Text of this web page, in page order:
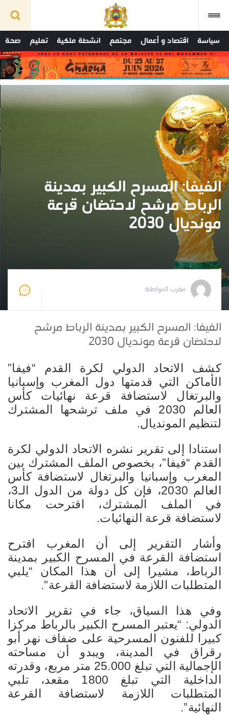
سياسة اقتصاد و أعمال مجتمع انشطة ملكية تعليم صحة
الفيفا: المسرح الكبير بمدينة
الرباط مرشح لاحتضان قرعة
مونديال 2030
مغرب المواطنة:
الفيفا: المسرح الكبير بمدينة الرباط مرشح
لاحتضان قرعة مونديال 2030
كشف الاتحاد الدولي لكرة القدم “فيفا”
الأماكن التي قدمتها دول المغرب وإسبانيا
والبرتغال لاستضافة قرعة نهائيات كأس
العالم 2030 في ملف ترشحها المشترك
لتنظيم المونديال.
استنادا إلى تقرير نشره الاتحاد الدولي لكرة
القدم “فيفا”، بخصوص الملف المشترك بين
المغرب وإسبانيا والبرتغال لاستضافة كأس
العالم 2030، فإن كل دولة من الدول الـ3،
في الملف المشترك، اقترحت مكانا
لاستضافة قرعة النهائيات.
وأشار التقرير إلى أن المغرب اقترح
استضافة القرعة في المسرح الكبير بمدينة
الرباط، مشيرا إلى أن هذا المكان “يلبي
المتطلبات اللازمة لاستضافة القرعة”.
وفي هذا السياق، جاء في تقرير الاتحاد
الدولي: “يعتبر المسرح الكبير بالرباط مركزا
كبيرا للفنون المسرحية على ضفاف نهر أبو
رقراق في المدينة، ويبدو أن مساحته
الإجمالية التي تبلغ 25.000 متر مربع، وقدرته
الداخلية التي تبلغ 1800 مقعد، تلبي
المتطلبات اللازمة لاستضافة القرعة
النهائية”.